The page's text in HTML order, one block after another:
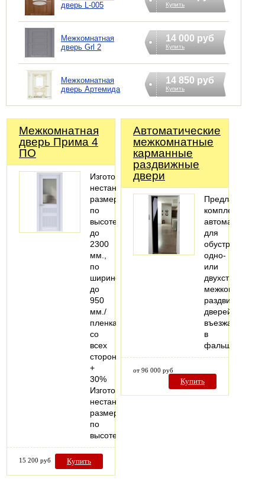
дверь L-005
Купить
Межкомнатная
дверь Grl 2
14 000 руб
Купить
Межкомнатная
дверь Артемида
14 850 руб
Купить
Межкомнатная
дверь Прима 4
ПО
Изготовление
нестандартных
размеров
по
высоте
до
2300
мм.,
по
ширине
до
950
мм./
пленка
со
всех
сторон
+
30%
Изготовление
нестандартных
размеров
по
высоте…
15 200 руб Купить
Автоматические
межкомнатные
карманные
раздвижные
двери
Предлагаем
комплекты
автоматики
для
обустройства
одно-
или
двухстворчатых
межкомнатных
раздвижных
дверей,
въезжающих
в
фальшстену..
от 96 000 руб
Купить